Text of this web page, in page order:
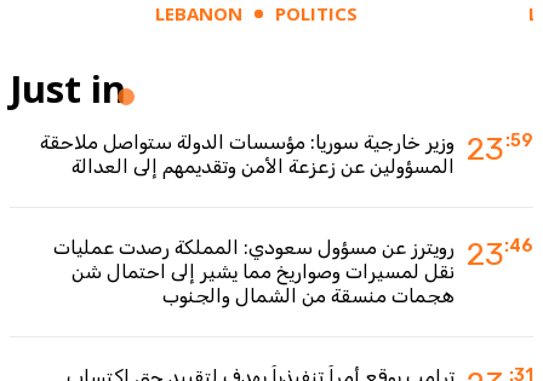
LEBANON POLITICS
Just in
23:59
وزير خارجية سوريا: مؤسسات الدولة ستواصل ملاحقة
المسؤولين عن زعزعة الأمن وتقديمهم إلى العدالة
23:46
رويترز عن مسؤول سعودي: المملكة رصدت عمليات
نقل لمسيرات وصواريخ مما يشير إلى احتمال شن
هجمات منسقة من الشمال والجنوب
:31